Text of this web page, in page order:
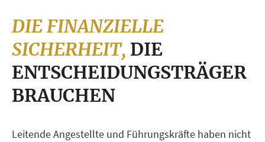
DIE FINANZIELLE
SICHERHEIT, DIE
ENTSCHEIDUNGSTRÄGER
BRAUCHEN
Leitende Angestellte und Führungskräfte haben nicht